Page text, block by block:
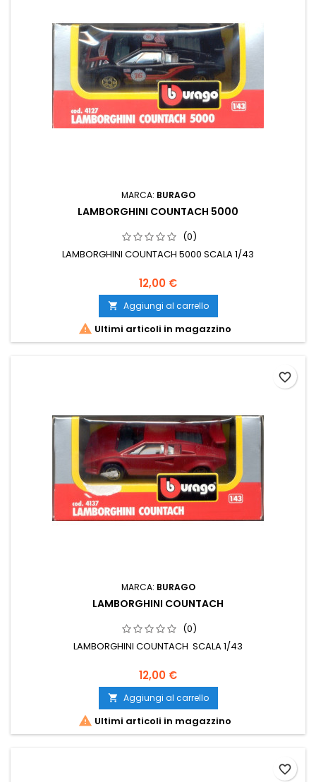
MARCA: BURAGO
LAMBORGHINI COUNTACH 5000
(0)
LAMBORGHINI COUNTACH 5000 SCALA 1/43
12,00 €
 Aggiungi al carrello
 Ultimi articoli in magazzino
MARCA: BURAGO
LAMBORGHINI COUNTACH
(0)
LAMBORGHINI COUNTACH SCALA 1/43
12,00 €
 Aggiungi al carrello
 Ultimi articoli in magazzino
favorite_border
favorite_border